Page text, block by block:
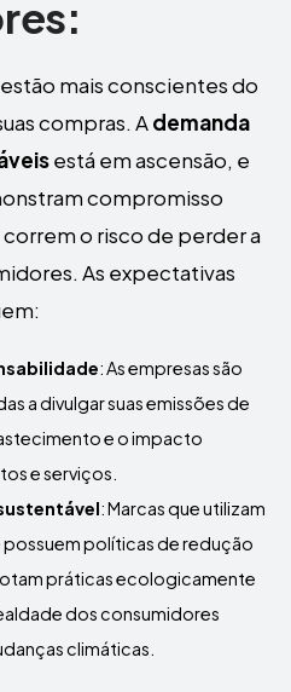
mais conscientes do
compras. Ademanda
está em ascensão, e
compromisso
o risco de perder a
As expectativas
: As empresas são
a divulgar suas emissões de
e o impacto
e serviços.
: Marcas que utilizam
possuem políticas de redução
práticas ecologicamente
dos consumidores
climáticas.